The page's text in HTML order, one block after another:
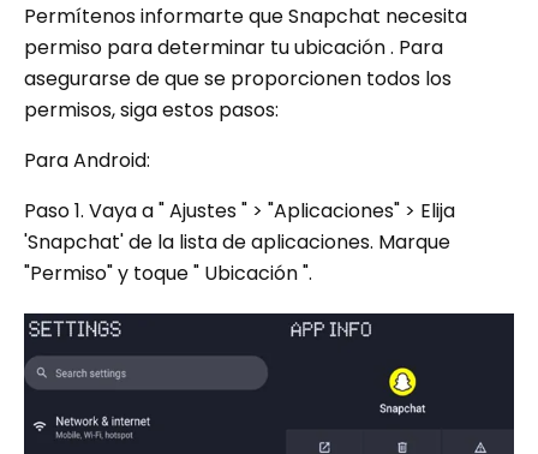
Permítenos informarte que Snapchat necesita
permiso para determinar tu ubicación . Para
asegurarse de que se proporcionen todos los
permisos, siga estos pasos:
Para Android:
Paso 1. Vaya a " Ajustes " > "Aplicaciones" > Elija
'Snapchat' de la lista de aplicaciones. Marque
"Permiso" y toque " Ubicación ".